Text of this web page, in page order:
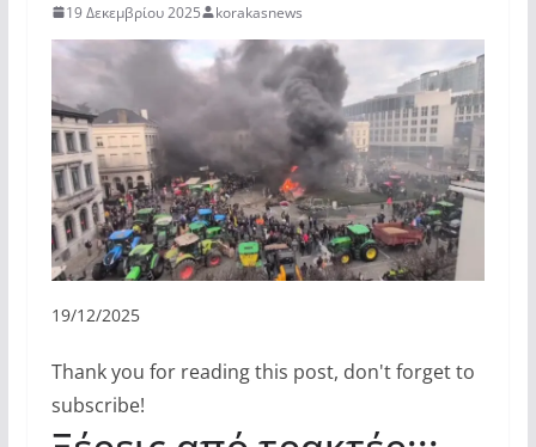
19 Δεκεμβρίου 2025 korakasnews
19/12/2025
Thank you for reading this post, don't forget to
subscribe!